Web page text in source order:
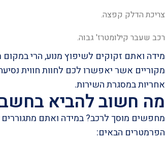
צריכת הדלק קפצה.
רכב שעבר קילומטרז' גבוה.
מידה ואתם זקוקים לשיפוץ מנוע, הרי במקום
מקוריים אשר יאפשרו לכם לחוות חווית
אחריות במסגרת השירות.
מה חשוב להביא
מחפשים מוסך לרכב? במידה ואתם מתגוררים
הפרמטרים הבאים: